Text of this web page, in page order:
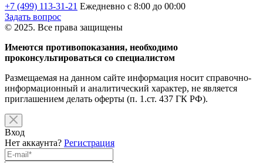
+7 (499) 113-31-21 Ежедневно с 8:00 до 00:00
Задать вопрос
© 2025. Все права защищены
Имеются противопоказания, необходимо
проконсультироваться со специалистом
Размещаемая на данном сайте информация носит справочно-
информационный и аналитический характер, не является
приглашением делать оферты (п. 1.ст. 437 ГК РФ).
Вход
Нет аккаунта? Регистрация